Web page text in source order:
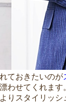
ておきたいのが
わせてくれま
りスタイリッ